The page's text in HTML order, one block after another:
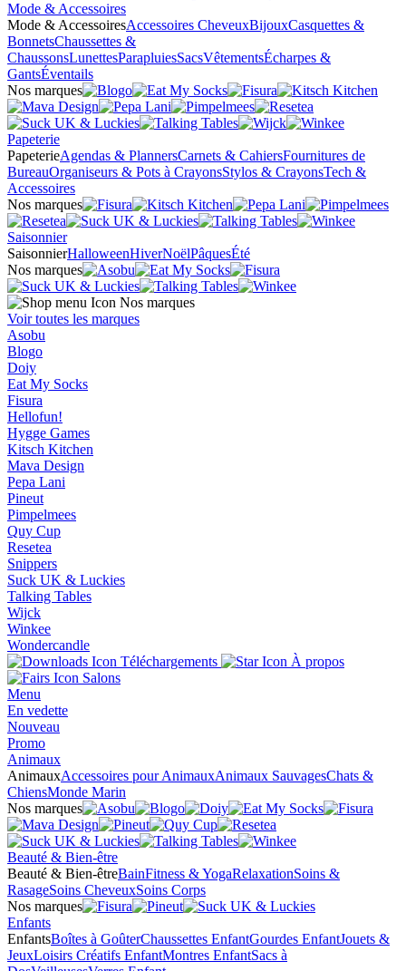
Mode & Accessoires
Mode & AccessoiresAccessoires CheveuxBijouxCasquettes &
BonnetsChaussettes &
ChaussonsLunettesParapluiesSacsVêtementsÉcharpes &
GantsÉventails
Nos marques
Papeterie
PapeterieAgendas & PlannersCarnets & CahiersFournitures de
BureauOrganiseurs & Pots à CrayonsStylos & CrayonsTech &
Accessoires
Nos marques
Saisonnier
SaisonnierHalloweenHiverNoëlPâquesÉté
Nos marques
Nos marques
Voir toutes les marques
Asobu
Blogo
Doiy
Eat My Socks
Fisura
Hellofun!
Hygge Games
Kitsch Kitchen
Mava Design
Pepa Lani
Pineut
Pimpelmees
Quy Cup
Resetea
Snippers
Suck UK & Luckies
Talking Tables
Wijck
Winkee
Wondercandle
Téléchargements
À propos
Salons
Menu
En vedette
Nouveau
Promo
Animaux
AnimauxAccessoires pour AnimauxAnimaux SauvagesChats &
ChiensMonde Marin
Nos marques
Beauté & Bien-être
Beauté & Bien-êtreBainFitness & YogaRelaxationSoins &
RasageSoins CheveuxSoins Corps
Nos marques
Enfants
EnfantsBoîtes à GoûterChaussettes EnfantGourdes EnfantJouets &
JeuxLoisirs Créatifs EnfantMontres EnfantSacs à